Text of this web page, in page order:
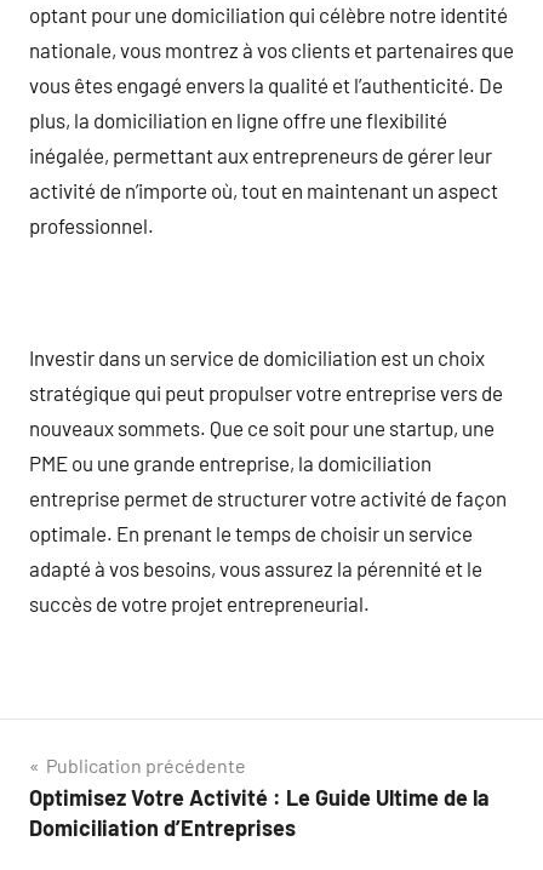
optant pour une domiciliation qui célèbre notre identité
nationale, vous montrez à vos clients et partenaires que
vous êtes engagé envers la qualité et l’authenticité. De
plus, la domiciliation en ligne offre une flexibilité
inégalée, permettant aux entrepreneurs de gérer leur
activité de n’importe où, tout en maintenant un aspect
professionnel.
Investir dans un service de domiciliation est un choix
stratégique qui peut propulser votre entreprise vers de
nouveaux sommets. Que ce soit pour une startup, une
PME ou une grande entreprise, la domiciliation
entreprise permet de structurer votre activité de façon
optimale. En prenant le temps de choisir un service
adapté à vos besoins, vous assurez la pérennité et le
succès de votre projet entrepreneurial.
Navigation
de
Publication précédente
Optimisez Votre Activité : Le Guide Ultime de la
Domiciliation d’Entreprises